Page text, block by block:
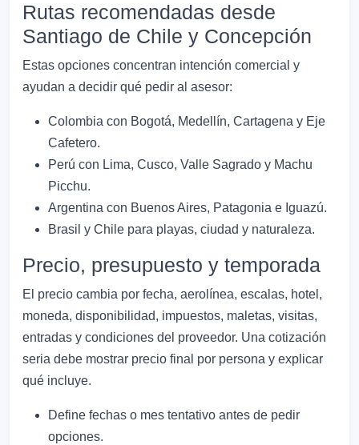
Rutas recomendadas desde
Santiago de Chile y Concepción
Estas opciones concentran intención comercial y
ayudan a decidir qué pedir al asesor:
Colombia con Bogotá, Medellín, Cartagena y Eje
Cafetero.
Perú con Lima, Cusco, Valle Sagrado y Machu
Picchu.
Argentina con Buenos Aires, Patagonia e Iguazú.
Brasil y Chile para playas, ciudad y naturaleza.
Precio, presupuesto y temporada
El precio cambia por fecha, aerolínea, escalas, hotel,
moneda, disponibilidad, impuestos, maletas, visitas,
entradas y condiciones del proveedor. Una cotización
seria debe mostrar precio final por persona y explicar
qué incluye.
Define fechas o mes tentativo antes de pedir
opciones.